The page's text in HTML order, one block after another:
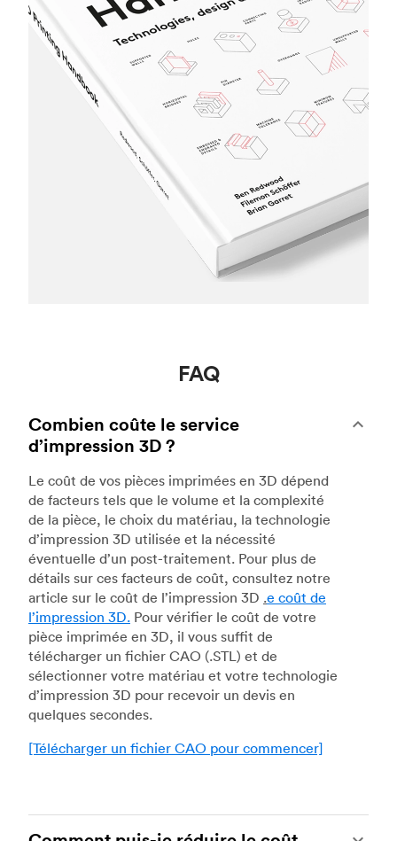
FAQ
Combien coûte le service
d’impression 3D ?
Le coût de vos pièces imprimées en 3D dépend
de facteurs tels que le volume et la complexité
de la pièce, le choix du matériau, la technologie
d’impression 3D utilisée et la nécessité
éventuelle d’un post-traitement. Pour plus de
détails sur ces facteurs de coût, consultez notre
article sur le coût de l’impression 3D .e coût de
l’impression 3D. Pour vérifier le coût de votre
pièce imprimée en 3D, il vous suffit de
télécharger un fichier CAO (.STL) et de
sélectionner votre matériau et votre technologie
d’impression 3D pour recevoir un devis en
quelques secondes.
[Télécharger un fichier CAO pour commencer]